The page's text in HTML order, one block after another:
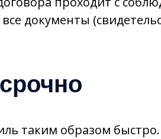
документы
таким образом